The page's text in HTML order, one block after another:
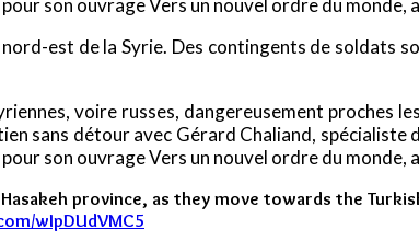
son ouvrage Vers un nouvel ordre du monde,
est de la Syrie. Des contingents de soldats
voire russes, dangereusement proches
sans détour avec Gérard Chaliand, spécialiste
son ouvrage Vers un nouvel ordre du monde,
province, as they move towards the
wIpDUdVMC5